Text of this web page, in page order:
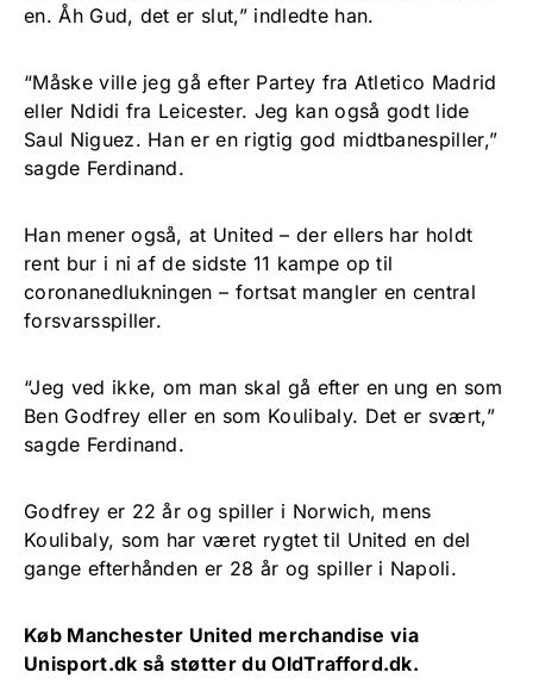
en. Åh Gud, det er slut,” indledte han.
“Måske ville jeg gå efter Partey fra Atletico Madrid
eller Ndidi fra Leicester. Jeg kan også godt lide
Saul Niguez. Han er en rigtig god midtbanespiller,”
sagde Ferdinand.
Han mener også, at United – der ellers har holdt
rent bur i ni af de sidste 11 kampe op til
coronanedlukningen – fortsat mangler en central
forsvarsspiller.
“Jeg ved ikke, om man skal gå efter en ung en som
Ben Godfrey eller en som Koulibaly. Det er svært,”
sagde Ferdinand.
Godfrey er 22 år og spiller i Norwich, mens
Koulibaly, som har været rygtet til United en del
gange efterhånden er 28 år og spiller i Napoli.
Køb Manchester United merchandise via
Unisport.dk så støtter du OldTrafford.dk.